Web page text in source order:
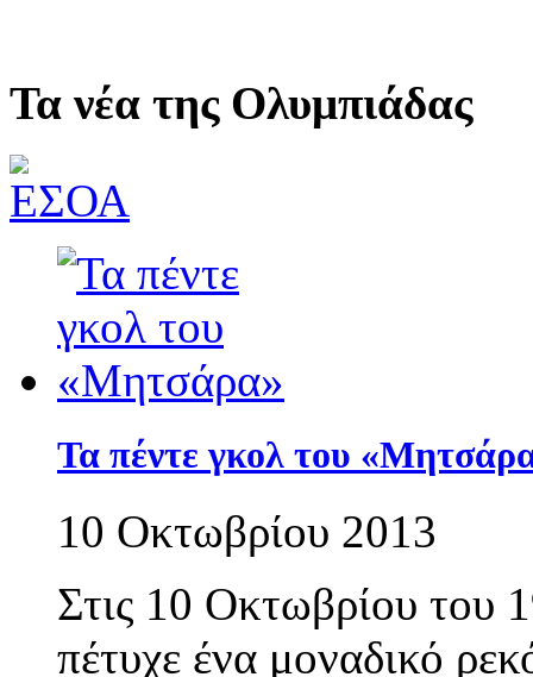
Τα νέα της Ολυμπιάδας
Τα πέντε γκολ του
10 Οκτωβρίου 2013
Στις 10 Οκτωβρίου του
πέτυχε ένα μοναδικό